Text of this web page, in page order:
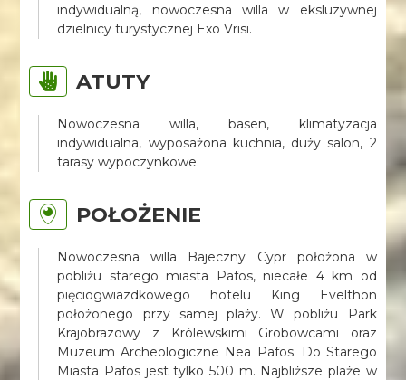
indywidualną, nowoczesna willa w eksluzywnej
dzielnicy turystycznej Exo Vrisi.
ATUTY
Nowoczesna willa, basen, klimatyzacja
indywidualna, wyposażona kuchnia, duży salon, 2
tarasy wypoczynkowe.
POŁOŻENIE
Nowoczesna willa Bajeczny Cypr położona w
pobliżu starego miasta Pafos, niecałe 4 km od
pięciogwiazdkowego hotelu King Evelthon
położonego przy samej plaży. W pobliżu Park
Krajobrazowy z Królewskimi Grobowcami oraz
Muzeum Archeologiczne Nea Pafos. Do Starego
Miasta Pafos jest tylko 500 m. Najbliższe plaże w